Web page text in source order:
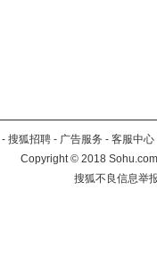
- 搜狐招聘 - 广告服务 - 客服中心
Copyright©2018
搜狐不良信息举